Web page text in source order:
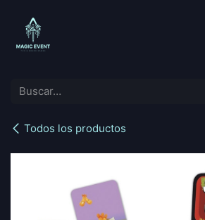
Todos los productos